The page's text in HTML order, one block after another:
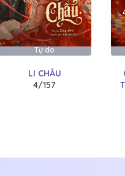
22/03/2025
20/03/2025
18/03/2025
Tự do
LI CHÂU
4/157